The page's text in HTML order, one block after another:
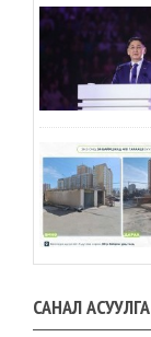
САНАЛ АСУУЛГА